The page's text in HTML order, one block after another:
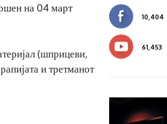
на 04 март
(шприцеви,
и третманот
10,404
61,453